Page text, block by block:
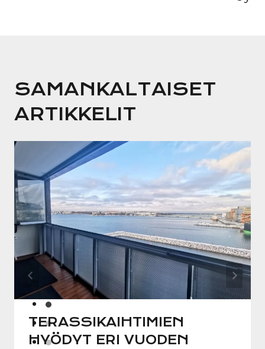
SAMANKALTAISET
ARTIKKELIT
TERASSIKAIHTIMIEN
HYÖDYT ERI VUODEN